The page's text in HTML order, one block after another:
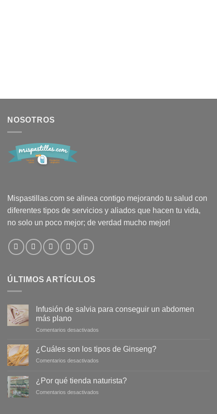
NOSOTROS
Mispastillas.com se alinea contigo mejorando tu salud con
diferentes tipos de servicios y aliados que hacen tu vida,
no solo un poco mejor; de verdad mucho mejor!
ÚLTIMOS ARTÍCULOS
Infusión de salvia para conseguir un abdomen
más plano
Comentarios desactivados
salvia
un
¿Cuáles son los tipos de Ginseng?
Comentarios desactivados
los
¿Por qué tienda naturista?
Comentarios desactivados